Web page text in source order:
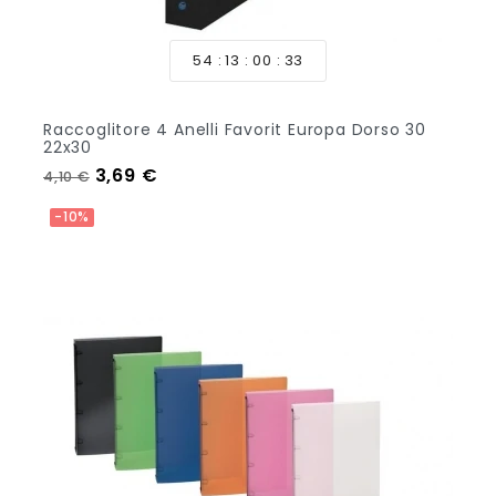
54 13 00 33
Raccoglitore 4 Anelli Favorit Europa Dorso 30
22x30
Prezzo regolare
4,10 € Prezzo
3,69 €
-10%